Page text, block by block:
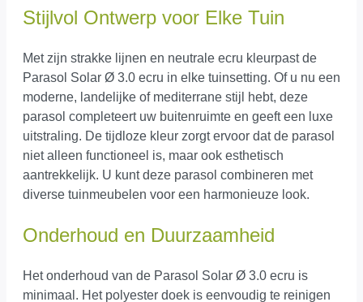
Stijlvol Ontwerp voor Elke Tuin
Met zijn strakke lijnen en neutrale ecru kleurpast de
Parasol Solar Ø 3.0 ecru in elke tuinsetting. Of u nu een
moderne, landelijke of mediterrane stijl hebt, deze
parasol completeert uw buitenruimte en geeft een luxe
uitstraling. De tijdloze kleur zorgt ervoor dat de parasol
niet alleen functioneel is, maar ook esthetisch
aantrekkelijk. U kunt deze parasol combineren met
diverse tuinmeubelen voor een harmonieuze look.
Onderhoud en Duurzaamheid
Het onderhoud van de Parasol Solar Ø 3.0 ecru is
minimaal. Het polyester doek is eenvoudig te reinigen